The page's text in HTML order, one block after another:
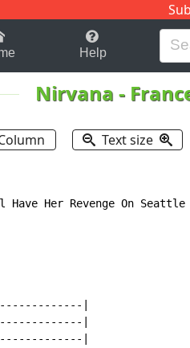
H
Help
Nirvana -
Text size
Have Her Revenge On Seattle
|
|
|